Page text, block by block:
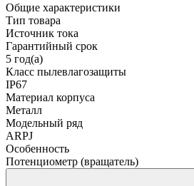
Общие характеристики
Тип товара
Источник тока
Гарантийный срок
5 год(а)
Класс пылевлагозащиты
IP67
Материал корпуса
Металл
Модельный ряд
ARPJ
Особенность
Потенциометр (вращатель)